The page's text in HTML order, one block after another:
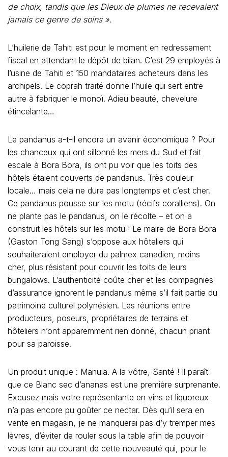
de choix, tandis que les Dieux de plumes ne recevaient
jamais ce genre de soins ».
L’huilerie de Tahiti est pour le moment en redressement
fiscal en attendant le dépôt de bilan. C’est 29 employés à
l’usine de Tahiti et 150 mandataires acheteurs dans les
archipels. Le coprah traité donne l’huile qui sert entre
autre à fabriquer le monoï. Adieu beauté, chevelure
étincelante…
Le pandanus a-t-il encore un avenir économique ? Pour
les chanceux qui ont sillonné les mers du Sud et fait
escale à Bora Bora, ils ont pu voir que les toits des
hôtels étaient couverts de pandanus. Très couleur
locale… mais cela ne dure pas longtemps et c’est cher.
Ce pandanus pousse sur les motu (récifs coralliens). On
ne plante pas le pandanus, on le récolte – et on a
construit les hôtels sur les motu ! Le maire de Bora Bora
(Gaston Tong Sang) s’oppose aux hôteliers qui
souhaiteraient employer du palmex canadien, moins
cher, plus résistant pour couvrir les toits de leurs
bungalows. L’authenticité coûte cher et les compagnies
d’assurance ignorent le pandanus même s’il fait partie du
patrimoine culturel polynésien. Les réunions entre
producteurs, poseurs, propriétaires de terrains et
hôteliers n’ont apparemment rien donné, chacun priant
pour sa paroisse.
Un produit unique : Manuia. A la vôtre, Santé ! Il paraît
que ce Blanc sec d’ananas est une première surprenante.
Excusez mais votre représentante en vins et liquoreux
n’a pas encore pu goûter ce nectar. Dès qu’il sera en
vente en magasin, je ne manquerai pas d’y tremper mes
lèvres, d’éviter de rouler sous la table afin de pouvoir
vous tenir au courant de cette nouveauté qui, pour le